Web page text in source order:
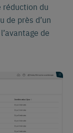
réduction du
de près d’un
de
le site
à :